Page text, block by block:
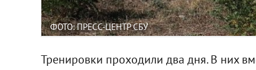
ФОТО: ПРЕСС-ЦЕНТР СБУ
Тренировки проходили два дня. В них